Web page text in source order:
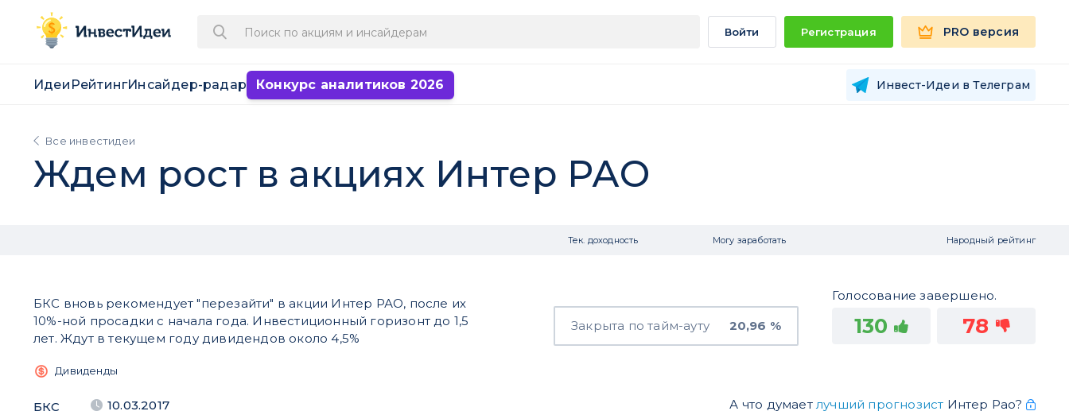
Войти Регистрация PRO версия
Идеи РейтингИнсайдер-радар Конкурс аналитиков 2026 Инвест-Идеи в Телеграм
Все инвестидеи
Ждем рост в акциях Интер РАО
Тек. доходность Могу заработать Народный рейтинг
БКС вновь рекомендует "перезайти" в акции Интер РАО, после их
10%-ной просадки с начала года. Инвестиционный горизонт до 1,5
лет. Ждут в текущем году дивидендов около 4,5%
Закрыта по тайм-ауту 20,96 %
Голосование завершено.
130 78
Дивиденды
БКС 10.03.2017 А что думает лучший прогнозист Интер Рао?